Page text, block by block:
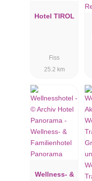
Hotel TIROL
Fiss
25.2 km
Wellness- &